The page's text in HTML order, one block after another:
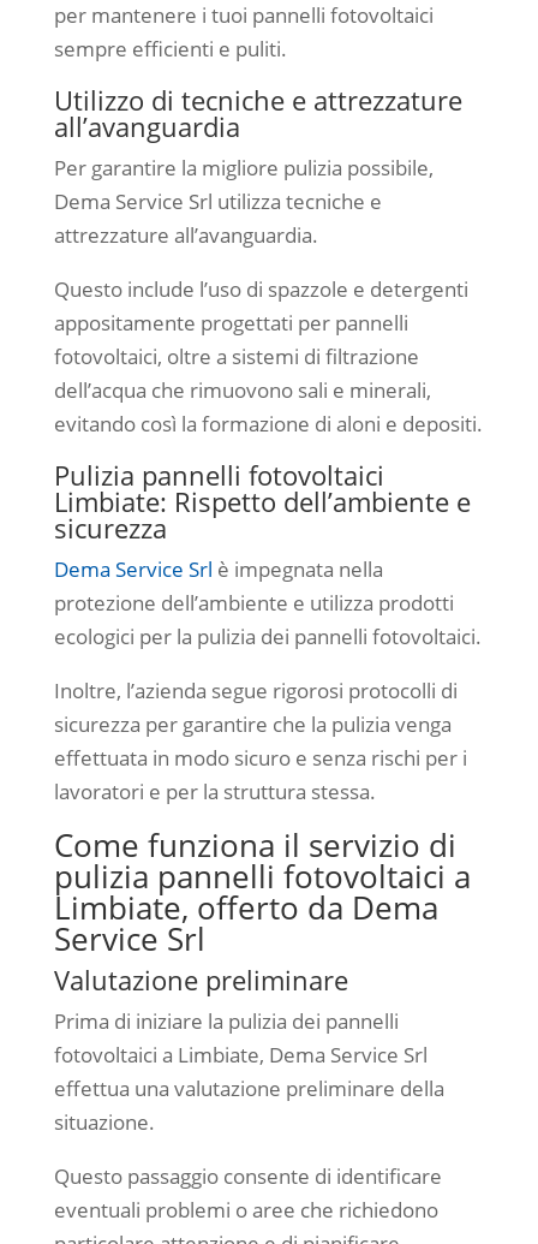
per mantenere i tuoi pannelli fotovoltaici
sempre efficienti e puliti.
Utilizzo di tecniche e attrezzature
all’avanguardia
Per garantire la migliore pulizia possibile,
Dema Service Srl utilizza tecniche e
attrezzature all’avanguardia.
Questo include l’uso di spazzole e detergenti
appositamente progettati per pannelli
fotovoltaici, oltre a sistemi di filtrazione
dell’acqua che rimuovono sali e minerali,
evitando così la formazione di aloni e depositi.
Pulizia pannelli fotovoltaici
Limbiate: Rispetto dell’ambiente e
sicurezza
Dema Service Srl è impegnata nella
protezione dell’ambiente e utilizza prodotti
ecologici per la pulizia dei pannelli fotovoltaici.
Inoltre, l’azienda segue rigorosi protocolli di
sicurezza per garantire che la pulizia venga
effettuata in modo sicuro e senza rischi per i
lavoratori e per la struttura stessa.
Come funziona il servizio di
pulizia pannelli fotovoltaici a
Limbiate, offerto da Dema
Service Srl
Valutazione preliminare
Prima di iniziare la pulizia dei pannelli
fotovoltaici a Limbiate, Dema Service Srl
effettua una valutazione preliminare della
situazione.
Questo passaggio consente di identificare
eventuali problemi o aree che richiedono